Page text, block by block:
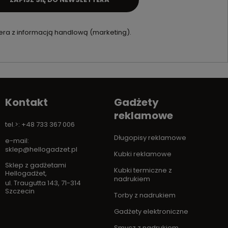
z informacją handlową (marketing).
Kontakt
tel.>: +48 733 367 006
e-mail:
sklep@hellogadzet.pl
Sklep z gadżetami
Hellogadżet,
ul. Traugutta 143, 71-314
Szczecin
Gadżety
reklamowe
Długopisy reklamowe
Kubki reklamowe
Kubki termiczne z
nadrukiem
Torby z nadrukiem
Gadżety elektroniczne